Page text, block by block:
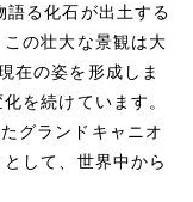
る化石が出土する
の壮大な景観は大
の姿を形成しま
を続けています。
ランドキャニオ
して、世界中から